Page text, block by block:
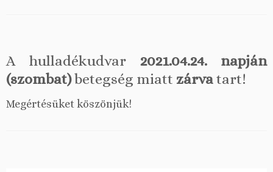
A hulladékudvar 2021.04.24. napján
(szombat)betegség miatt zárvatart!
Megértésüket köszönjük!